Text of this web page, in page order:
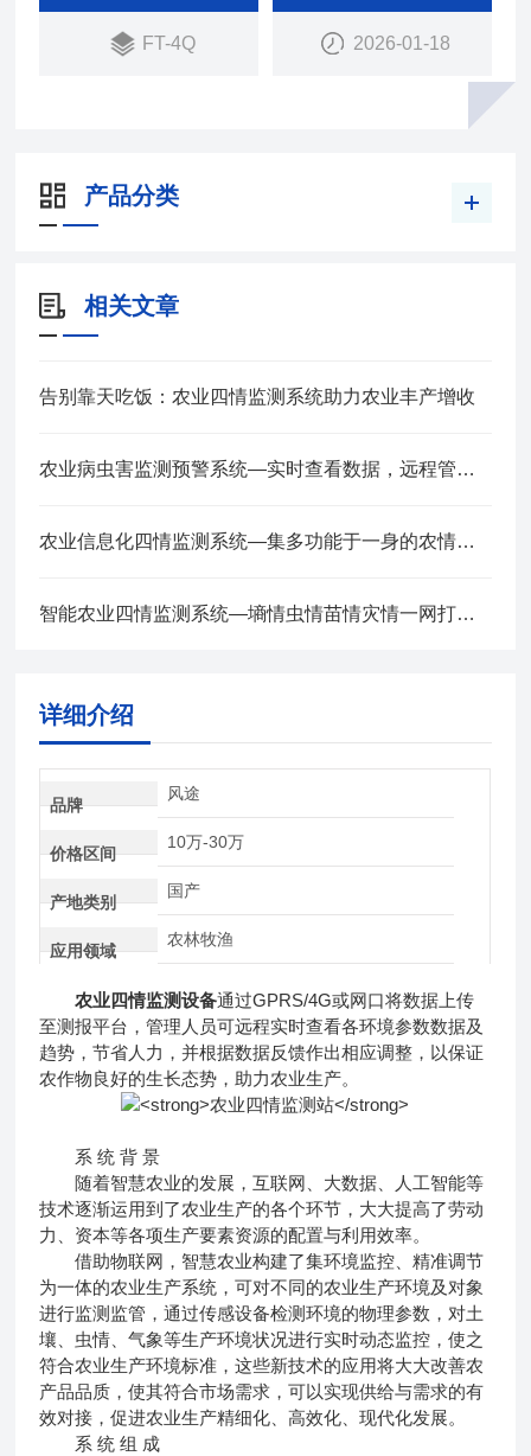
FT-4Q 2026-01-18
产品分类
相关文章
告别靠天吃饭：农业四情监测系统助力农业丰产增收
农业病虫害监测预警系统—实时查看数据，远程管理2025全+境+派+送
农业信息化四情监测系统—集多功能于一身的农情监测设备2025全+境+派+送
智能农业四情监测系统—墒情虫情苗情灾情一网打尽！2025全+境+派+送
详细介绍
品牌
风途
价格区间
10万-30万
产地类别
国产
应用领域
农林牧渔
农业四情监测设备通过GPRS/4G或网口将数据上传
至测报平台，管理人员可远程实时查看各环境参数数据及
趋势，节省人力，并根据数据反馈作出相应调整，以保证
农作物良好的生长态势，助力农业生产。
系 统 背 景
随着智慧农业的发展，互联网、大数据、人工智能等
技术逐渐运用到了农业生产的各个环节，大大提高了劳动
力、资本等各项生产要素资源的配置与利用效率。
借助物联网，智慧农业构建了集环境监控、精准调节
为一体的农业生产系统，可对不同的农业生产环境及对象
进行监测监管，通过传感设备检测环境的物理参数，对土
壤、虫情、气象等生产环境状况进行实时动态监控，使之
符合农业生产环境标准，这些新技术的应用将大大改善农
产品品质，使其符合市场需求，可以实现供给与需求的有
效对接，促进农业生产精细化、高效化、现代化发展。
系 统 组 成